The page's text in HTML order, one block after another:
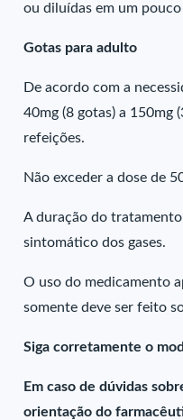
ou diluídas em um
Gotas para adulto
De acordo com a
40mg (8 gotas) a 150mg
refeições.
Não exceder a dose de
A duração do
sintomático dos gases.
O uso do medicamento
somente deve ser feito
Siga corretamente o
Em caso de dúvidas
orientação do